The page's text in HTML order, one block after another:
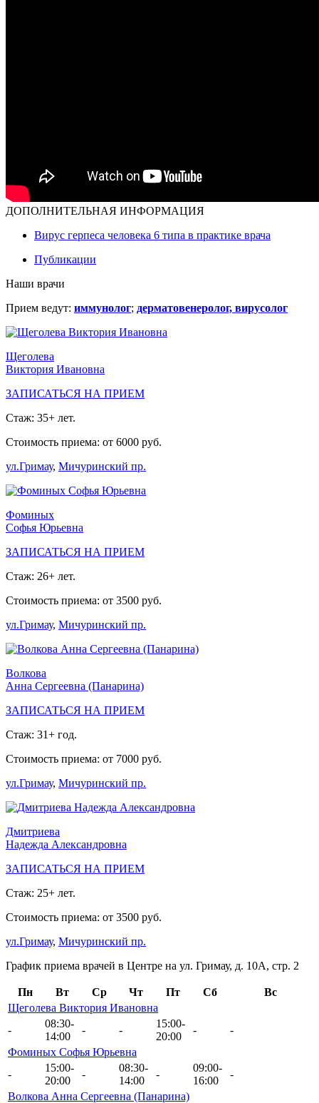
ДОПОЛНИТЕЛЬНАЯ ИНФОРМАЦИЯ
Вирус герпеса человека 6 типа в практике врача
Публикации
Наши врачи
Прием ведут: иммунолог; дерматовенеролог, вирусолог
Щеголева
Виктория Ивановна
ЗАПИСАТЬСЯ НА ПРИЕМ
Стаж: 35+ лет.
Стоимость приема: от 6000 руб.
ул.Гримау, Мичуринский пр.
Фоминых
Софья Юрьевна
ЗАПИСАТЬСЯ НА ПРИЕМ
Стаж: 26+ лет.
Стоимость приема: от 3500 руб.
ул.Гримау, Мичуринский пр.
Волкова
Анна Сергеевна (Панарина)
ЗАПИСАТЬСЯ НА ПРИЕМ
Стаж: 31+ год.
Стоимость приема: от 7000 руб.
ул.Гримау, Мичуринский пр.
Дмитриева
Надежда Александровна
ЗАПИСАТЬСЯ НА ПРИЕМ
Стаж: 25+ лет.
Стоимость приема: от 3500 руб.
ул.Гримау, Мичуринский пр.
График приема врачей в Центре на ул. Гримау, д. 10А, стр. 2
Пн Вт Ср Чт Пт Сб
Вс
Щеголева Виктория Ивановна
-
08:30-
14:00
- -
15:00-
20:00
-
-
Фоминых Софья Юрьевна
-
15:00-
20:00
-
08:30-
14:00
-
09:00-
16:00
-
Волкова Анна Сергеевна (Панарина)